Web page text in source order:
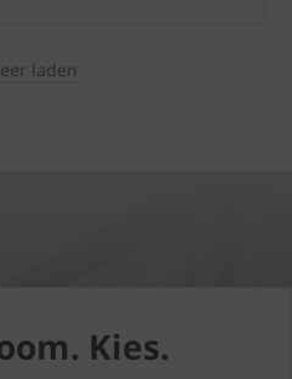
laden
Kies.